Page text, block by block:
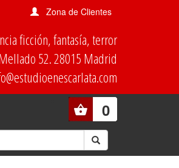
Zona de Clientes
ficción, fantasía, terror
52. 28015 Madrid
0